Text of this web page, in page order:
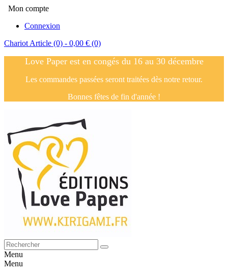
Mon compte
Connexion
Chariot Article (0) - 0,00 € (0)
Love Paper est en congés du 16 au 30 décembre
Les commandes passées seront traitées dès notre retour.
Bonnes fêtes de fin d'année !
Menu
Menu